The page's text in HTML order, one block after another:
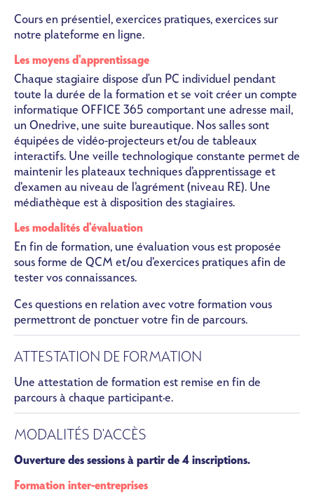
Cours en présentiel, exercices pratiques, exercices sur
notre plateforme en ligne.
Les moyens d'apprentissage
Chaque stagiaire dispose d'un PC individuel pendant
toute la durée de la formation et se voit créer un compte
informatique OFFICE 365 comportant une adresse mail,
un Onedrive, une suite bureautique. Nos salles sont
équipées de vidéo-projecteurs et/ou de tableaux
interactifs. Une veille technologique constante permet de
maintenir les plateaux techniques d’apprentissage et
d’examen au niveau de l’agrément (niveau RE). Une
médiathèque est à disposition des stagiaires.
Les modalités d'évaluation
En fin de formation, une évaluation vous est proposée
sous forme de QCM et/ou d’exercices pratiques afin de
tester vos connaissances.
Ces questions en relation avec votre formation vous
permettront de ponctuer votre fin de parcours.
ATTESTATION DE FORMATION
Une attestation de formation est remise en fin de
parcours à chaque participant·e.
MODALITÉS D'ACCÈS
Ouverture des sessions à partir de 4 inscriptions.
Formation inter-entreprises